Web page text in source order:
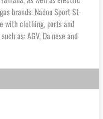
brands. Nadon Sport St-
with clothing, parts and
as: AGV, Dainese and